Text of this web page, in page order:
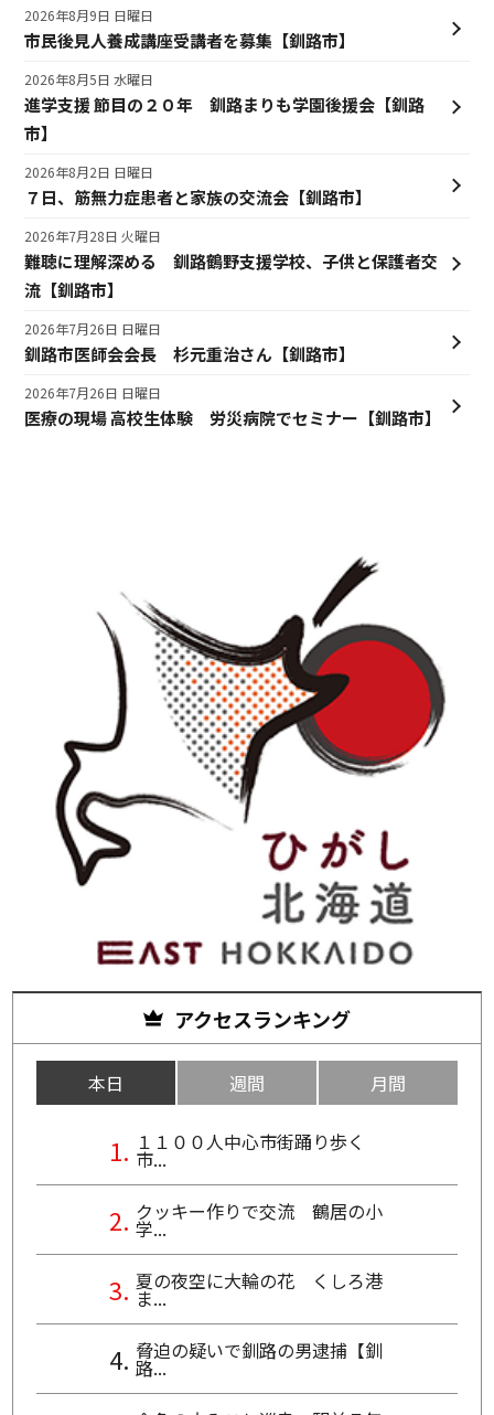
市民後見人養成講座受講者を募集【釧路市】
2026年8月9日 日曜日
進学支援 節目の２０年 釧路まりも学園後援会【釧路
市】
2026年8月5日 水曜日
７日、筋無力症患者と家族の交流会【釧路市】
2026年8月2日 日曜日
難聴に理解深める 釧路鶴野支援学校、子供と保護者交
流【釧路市】
2026年7月28日 火曜日
釧路市医師会会長 杉元重治さん【釧路市】
2026年7月26日 日曜日
医療の現場 高校生体験 労災病院でセミナー【釧路市】
2026年7月26日 日曜日
アクセスランキング
本日 週間 月間
１１００人中心市街踊り歩く
市...
クッキー作りで交流 鶴居の小
学...
夏の夜空に大輪の花 くしろ港
ま...
脅迫の疑いで釧路の男逮捕【釧
路...